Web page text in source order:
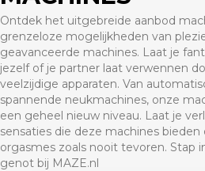
Ontdek het uitgebreide aanbod
grenzeloze mogelijkheden van
geavanceerde machines. Laat je
jezelf of je partner laat verwennen
veelzijdige apparaten. Van
spannende neukmachines, onze
een geheel nieuw niveau. Laat je
sensaties die deze machines
orgasmes zoals nooit tevoren. Stap
genot bij MAZE.nl